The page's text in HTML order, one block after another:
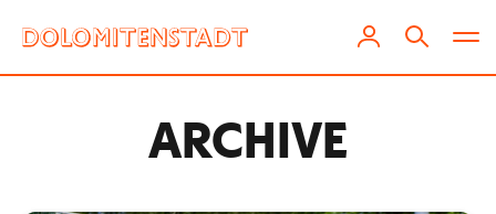
ARCHIVE